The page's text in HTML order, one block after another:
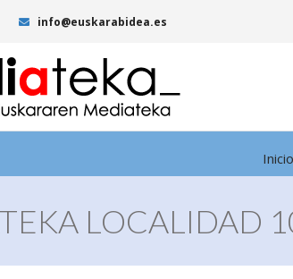
info@euskarabidea.es
Inicio
LOCALIDAD